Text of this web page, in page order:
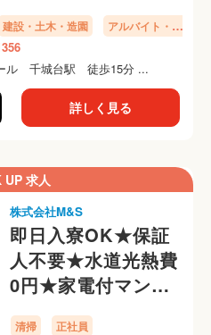
10,500円～ 身分証
無し・未経験者歓迎
建設・土木・造園
アルバイト・パ
■千葉本社 千葉都市モノレール 千城台駅 徒歩15分 ...
詳しく見る
UP 求人
株式会社M&S
即日入寮OK★保証
人不要★水道光熱費
0円★家電付マンシ
ョンに即入居OK
清掃 正社員